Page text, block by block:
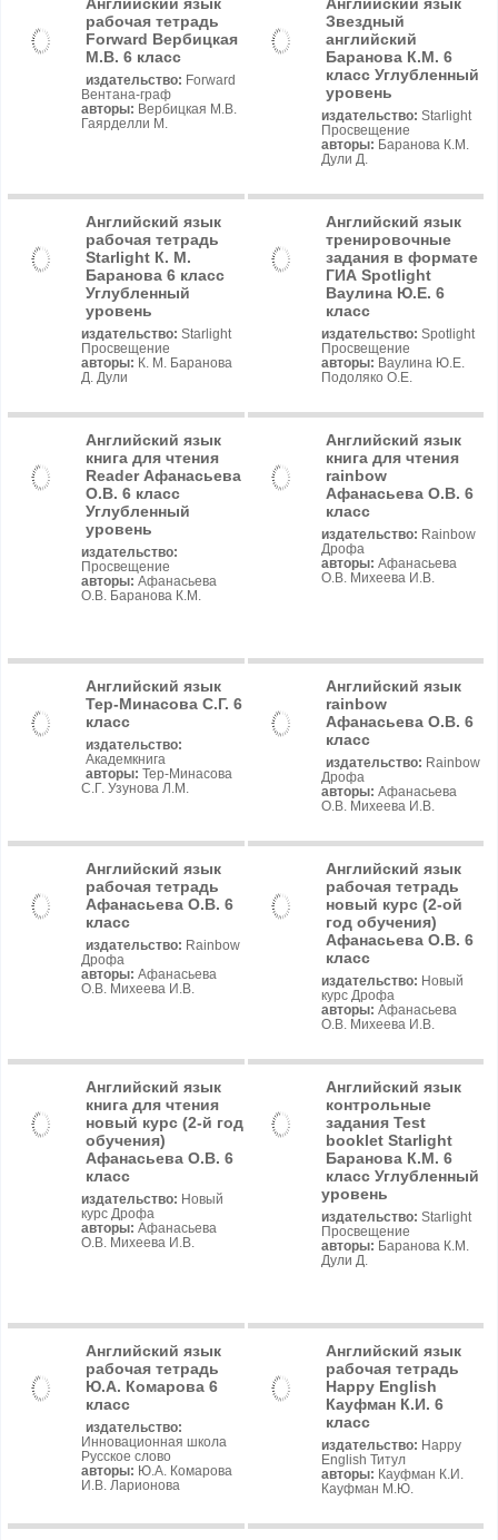
рабочая тетрадь
Forward Вербицкая
М.В. 6 класс
издательство: Forward
Вентана-граф
авторы: Вербицкая М.В.
Гаярделли М.
Звездный
английский
Баранова К.М. 6
класс Углубленный
уровень
издательство: Starlight
Просвещение
авторы: Баранова К.М.
Дули Д.
Английский язык
рабочая тетрадь
Starlight К. М.
Баранова 6 класс
Углубленный
уровень
издательство: Starlight
Просвещение
авторы: К. М. Баранова
Д. Дули
Английский язык
тренировочные
задания в формате
ГИА Spotlight
Ваулина Ю.Е. 6
класс
издательство: Spotlight
Просвещение
авторы: Ваулина Ю.Е.
Подоляко О.Е.
Английский язык
книга для чтения
Reader Афанасьева
О.В. 6 класс
Углубленный
уровень
издательство:
Просвещение
авторы: Афанасьева
О.В. Баранова К.М.
Английский язык
книга для чтения
rainbow
Афанасьева О.В. 6
класс
издательство: Rainbow
Дрофа
авторы: Афанасьева
О.В. Михеева И.В.
Английский язык
Тер-Минасова С.Г. 6
класс
издательство:
Академкнига
авторы: Тер-Минасова
С.Г. Узунова Л.М.
Английский язык
rainbow
Афанасьева О.В. 6
класс
издательство: Rainbow
Дрофа
авторы: Афанасьева
О.В. Михеева И.В.
Английский язык
рабочая тетрадь
Афанасьева О.В. 6
класс
издательство: Rainbow
Дрофа
авторы: Афанасьева
О.В. Михеева И.В.
Английский язык
рабочая тетрадь
новый курс (2-ой
год обучения)
Афанасьева О.В. 6
класс
издательство: Новый
курс Дрофа
авторы: Афанасьева
О.В. Михеева И.В.
Английский язык
книга для чтения
новый курс (2-й год
обучения)
Афанасьева О.В. 6
класс
издательство: Новый
курс Дрофа
авторы: Афанасьева
О.В. Михеева И.В.
Английский язык
контрольные
задания Test
booklet Starlight
Баранова К.М. 6
класс Углубленный
уровень
издательство: Starlight
Просвещение
авторы: Баранова К.М.
Дули Д.
Английский язык
рабочая тетрадь
Ю.А. Комарова 6
класс
издательство:
Инновационная школа
Русское слово
авторы: Ю.А. Комарова
И.В. Ларионова
Английский язык
рабочая тетрадь
Happy English
Кауфман К.И. 6
класс
издательство: Happy
English Титул
авторы: Кауфман К.И.
Кауфман М.Ю.